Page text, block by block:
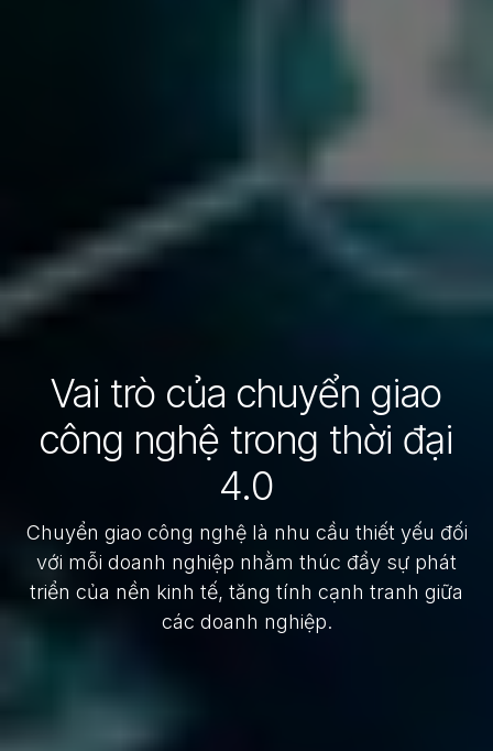
Vai trò của chuyển giao
công nghệ trong thời đại
4.0
Chuyển giao công nghệ là nhu cầu thiết yếu đối
với mỗi doanh nghiệp nhằm thúc đẩy sự phát
triển của nền kinh tế, tăng tính cạnh tranh giữa
các doanh nghiệp.